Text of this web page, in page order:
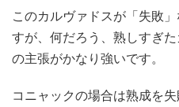
このカルヴァドスが「失敗
すが、何だろう、熟しすぎ
の主張がかなり強いです。
コニャックの場合は熟成を